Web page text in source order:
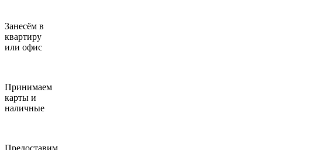
Занесём в
квартиру
или офис
Принимаем
карты и
наличные
Предоставим